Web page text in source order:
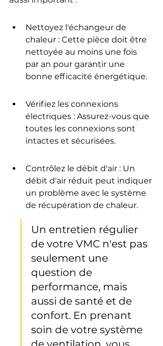
Nettoyez l'échangeur de
chaleur : Cette pièce doit être
nettoyée au moins une fois
par an pour garantir une
bonne efficacité énergétique.
Vérifiez les connexions
électriques : Assurez-vous que
toutes les connexions sont
intactes et sécurisées.
Contrôlez le débit d'air : Un
débit d'air réduit peut indiquer
un problème avec le système
de récupération de chaleur.
Un entretien régulier
de votre VMC n'est pas
seulement une
question de
performance, mais
aussi de santé et de
confort. En prenant
soin de votre système